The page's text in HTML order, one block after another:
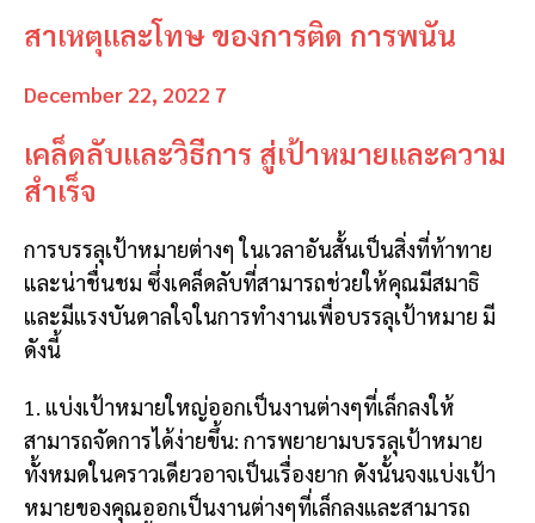
สาเหตุและโทษ ของการติด การพนัน
December 22, 2022 7
เคล็ดลับและวิธีการ สู่เป้าหมายและความ
สำเร็จ
การบรรลุเป้าหมายต่างๆ ในเวลาอันสั้นเป็นสิ่งที่ท้าทาย
และน่าชื่นชม ซึ่งเคล็ดลับที่สามารถช่วยให้คุณมีสมาธิ
และมีแรงบันดาลใจในการทำงานเพื่อบรรลุเป้าหมาย มี
ดังนี้
1. แบ่งเป้าหมายใหญ่ออกเป็นงานต่างๆที่เล็กลงให้
สามารถจัดการได้ง่ายขึ้น: การพยายามบรรลุเป้าหมาย
ทั้งหมดในคราวเดียวอาจเป็นเรื่องยาก ดังนั้นจงแบ่งเป้า
หมายของคุณออกเป็นงานต่างๆที่เล็กลงและสามารถ